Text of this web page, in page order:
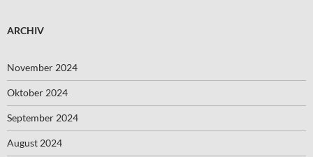
ARCHIV
November 2024
Oktober 2024
September 2024
August 2024